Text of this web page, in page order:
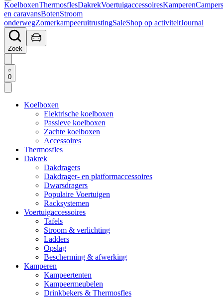
KoelboxenThermosflesDakrekVoertuigaccessoiresKamperenCampers
en caravansBotenStroom
onderwegZomerkampeeruitrustingSaleShop op activiteitJournal
Zoek
0
Koelboxen
Elektrische koelboxen
Passieve koelboxen
Zachte koelboxen
Accessoires
Thermosfles
Dakrek
Dakdragers
Dakdrager- en platformaccessoires
Dwarsdragers
Populaire Voertuigen
Racksystemen
Voertuigaccessoires
Tafels
Stroom & verlichting
Ladders
Opslag
Bescherming & afwerking
Kamperen
Kampeertenten
Kampeermeubelen
Drinkbekers & Thermosfles